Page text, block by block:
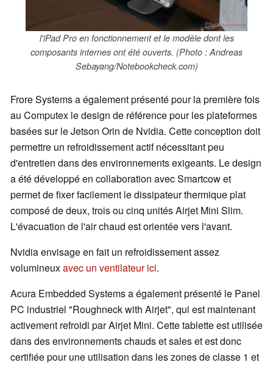
l'iPad Pro en fonctionnement et le modèle dont les
composants internes ont été ouverts. (Photo : Andreas
Sebayang/Notebookcheck.com)
Frore Systems a également présenté pour la première fois
au Computex le design de référence pour les plateformes
basées sur le Jetson Orin de Nvidia. Cette conception doit
permettre un refroidissement actif nécessitant peu
d'entretien dans des environnements exigeants. Le design
a été développé en collaboration avec Smartcow et
permet de fixer facilement le dissipateur thermique plat
composé de deux, trois ou cinq unités Airjet Mini Slim.
L'évacuation de l'air chaud est orientée vers l'avant.
Nvidia envisage en fait un refroidissement assez
volumineuxavec un ventilateur ici.
Acura Embedded Systems a également présenté le Panel
PC industriel "Roughneck with Airjet", qui est maintenant
activement refroidi par Airjet Mini. Cette tablette est utilisée
dans des environnements chauds et sales et est donc
certifiée pour une utilisation dans les zones de classe 1 et